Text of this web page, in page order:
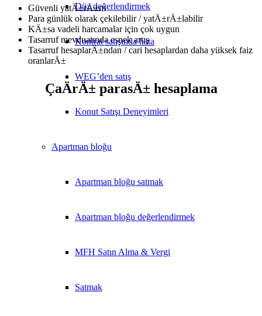
Düz değerlendirmek
Kontrat satışında hata
WEG’den satış
Konut Satışı Deneyimleri
Apartman bloğu
Apartman bloğu satmak
Apartman bloğu değerlendirmek
MFH Satın Alma & Vergi
Satmak
Güvenli yatÄ±rÄ±m
Para günlük olarak çekilebilir / yatÄ±rÄ±labilir
KÄ±sa vadeli harcamalar için çok uygun
Tasarruf mevduatında esnek artış
Tasarruf hesaplarÄ±ndan / cari hesaplardan daha yüksek faiz
oranlarÄ±
ÇaÄrÄ± parasÄ± hesaplama